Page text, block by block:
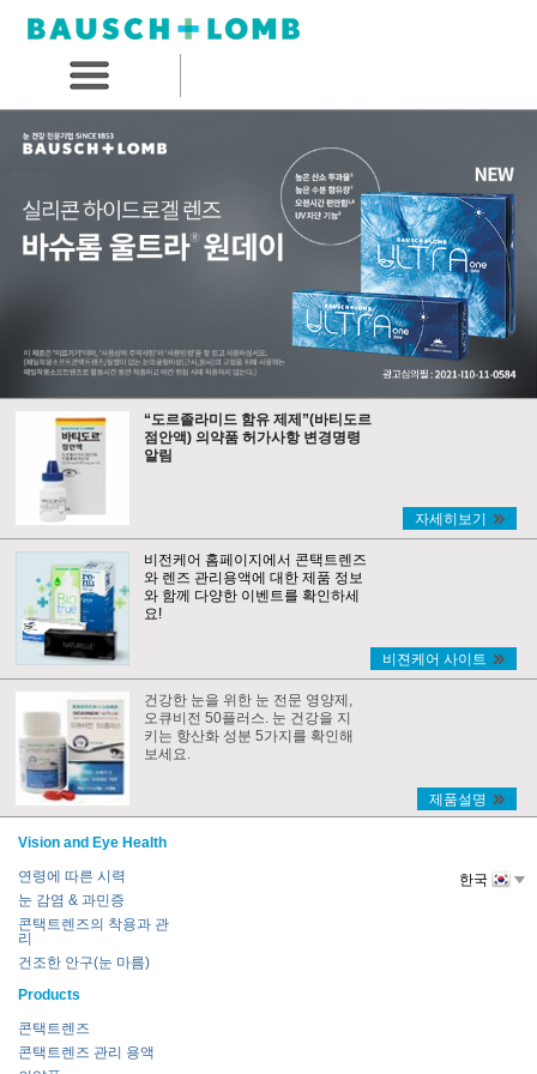
“도르졸라미드 함유 제제”(바티도르
점안액) 의약품 허가사항 변경명령
알림
자세히보기
비전케어 홈페이지에서 콘택트렌즈
와 렌즈 관리용액에 대한 제품 정보
와 함께 다양한 이벤트를 확인하세
요!
비젼케어 사이트
건강한 눈을 위한 눈 전문 영양제,
오큐비전 50플러스. 눈 건강을 지
키는 항산화 성분 5가지를 확인해
보세요.
제품설명
Vision and Eye Health
연령에 따른 시력
눈 감염 & 과민증
콘택트렌즈의 착용과 관
리
건조한 안구(눈 마름)
Products
콘택트렌즈
콘택트렌즈 관리 용액
한국